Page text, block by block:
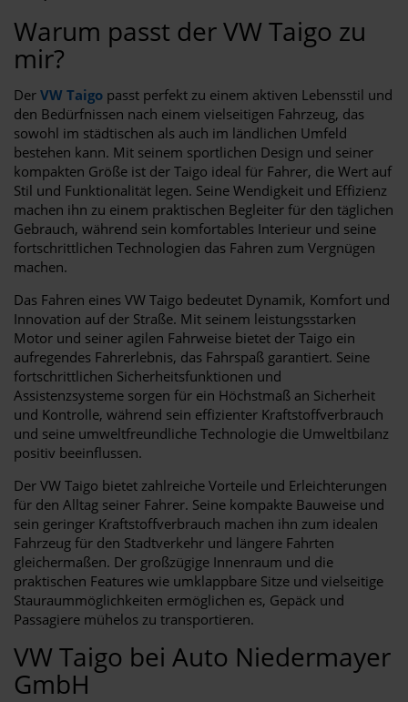
Warum passt der VW Taigo zu
mir?
Der VW Taigo passt perfekt zu einem aktiven Lebensstil und
den Bedürfnissen nach einem vielseitigen Fahrzeug, das
sowohl im städtischen als auch im ländlichen Umfeld
bestehen kann. Mit seinem sportlichen Design und seiner
kompakten Größe ist der Taigo ideal für Fahrer, die Wert auf
Stil und Funktionalität legen. Seine Wendigkeit und Effizienz
machen ihn zu einem praktischen Begleiter für den täglichen
Gebrauch, während sein komfortables Interieur und seine
fortschrittlichen Technologien das Fahren zum Vergnügen
machen.
Das Fahren eines VW Taigo bedeutet Dynamik, Komfort und
Innovation auf der Straße. Mit seinem leistungsstarken
Motor und seiner agilen Fahrweise bietet der Taigo ein
aufregendes Fahrerlebnis, das Fahrspaß garantiert. Seine
fortschrittlichen Sicherheitsfunktionen und
Assistenzsysteme sorgen für ein Höchstmaß an Sicherheit
und Kontrolle, während sein effizienter Kraftstoffverbrauch
und seine umweltfreundliche Technologie die Umweltbilanz
positiv beeinflussen.
Der VW Taigo bietet zahlreiche Vorteile und Erleichterungen
für den Alltag seiner Fahrer. Seine kompakte Bauweise und
sein geringer Kraftstoffverbrauch machen ihn zum idealen
Fahrzeug für den Stadtverkehr und längere Fahrten
gleichermaßen. Der großzügige Innenraum und die
praktischen Features wie umklappbare Sitze und vielseitige
Stauraummöglichkeiten ermöglichen es, Gepäck und
Passagiere mühelos zu transportieren.
VW Taigo bei Auto Niedermayer
GmbH